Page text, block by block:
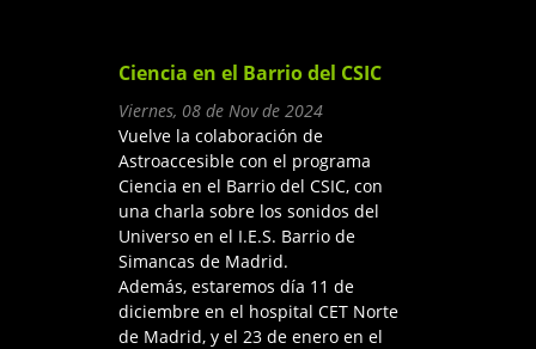
Ciencia en el Barrio del CSIC
Viernes, 08 de Nov de 2024
Vuelve la colaboración de
Astroaccesible con el programa
Ciencia en el Barrio del CSIC, con
una charla sobre los sonidos del
Universo en el I.E.S. Barrio de
Simancas de Madrid.
Además, estaremos día 11 de
diciembre en el hospital CET Norte
de Madrid, y el 23 de enero en el